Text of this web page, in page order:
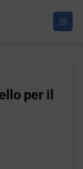
per il